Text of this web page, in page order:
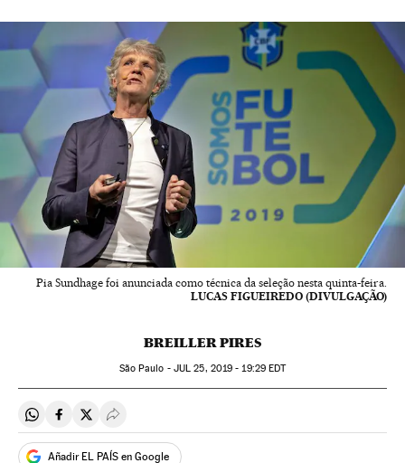
Pia Sundhage foi anunciada como técnica da seleção nesta quinta-feira.
LUCAS FIGUEIREDO (DIVULGAÇÃO)
BREILLER PIRES
São Paulo - JUL 25, 2019 - 19:29EDT
Compartir en Whatsapp
Compartir en Facebook
Compartir en Twitter
Desplegar Redes Sociales
Añadir EL PAÍS en Google